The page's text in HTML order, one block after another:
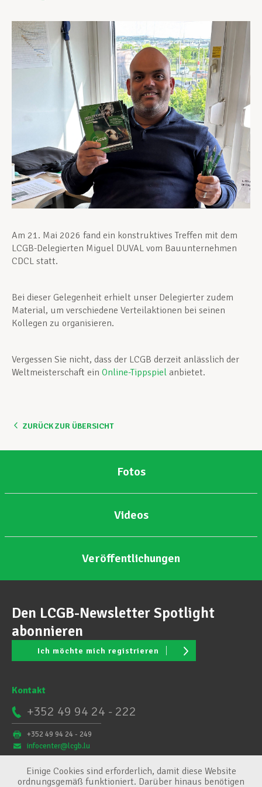
Unterstützung im Privatleben
Berufliche Weiterentwicklung
Mitglied werden
Aktuell
Am 21. Mai 2026 fand ein konstruktives Treffen mit dem
LCGB-Delegierten Miguel DUVAL vom Bauunternehmen
CDCL statt.
Bei dieser Gelegenheit erhielt unser Delegierter zudem
Material, um verschiedene Verteilaktionen bei seinen
Kollegen zu organisieren.
Vergessen Sie nicht, dass der LCGB derzeit anlässlich der
Weltmeisterschaft ein Online-Tippspiel anbietet.
ZURÜCK ZUR ÜBERSICHT
Fotos
Videos
Veröffentlichungen
Den LCGB-Newsletter Spotlight
abonnieren
Ich möchte mich registrieren
Kontakt
+352 49 94 24 - 222
+352 49 94 24 - 249
infocenter@lcgb.lu
Einige Cookies sind erforderlich, damit diese Website
ordnungsgemäß funktioniert. Darüber hinaus benötigen